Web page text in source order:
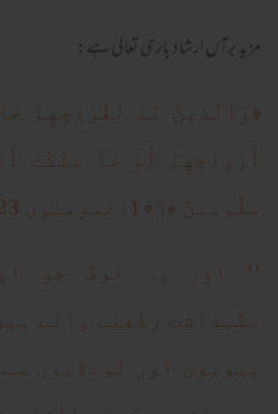
مزید برآں ارشاد باری تعالیٰ ہے:
أَزْوَاجِهِمْ أَوْ مَا مَلَكَتْ
مَلُومِينَ ﴿٦﴾ (المومنون 23؍5-6)
’’ اور وہ لوگ جو
نگہداشت رکھنے والے
بیویوں اور لونڈیوں